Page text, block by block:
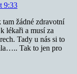
9:33
žádné zdravotní
lékaři a musí za
Tady u nás si to
Tak to jen pro